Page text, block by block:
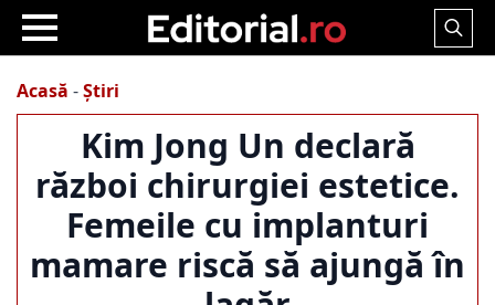
Search
Acasă -Știri
Kim Jong Un declară
război chirurgiei estetice.
Femeile cu implanturi
mamare riscă să ajungă în